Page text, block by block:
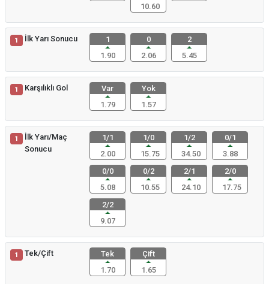
10.60
1 İlk Yarı Sonucu
1
1.90
0
2.06
2
5.45
1 Karşılıklı Gol
Var
1.79
Yok
1.57
1
İlk Yarı/Maç
Sonucu
1/1
2.00
1/0
15.75
1/2
34.50
0/1
3.88
0/0
5.08
0/2
10.55
2/1
24.10
2/0
17.75
2/2
9.07
1 Tek/Çift
Tek
1.70
Çift
1.65